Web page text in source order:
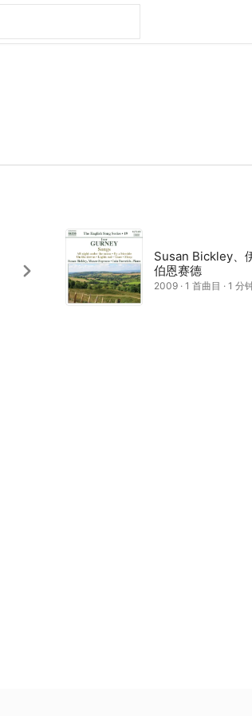
Susan Bickley、
伯恩赛德
2009 · 1 首曲目 · 1 分